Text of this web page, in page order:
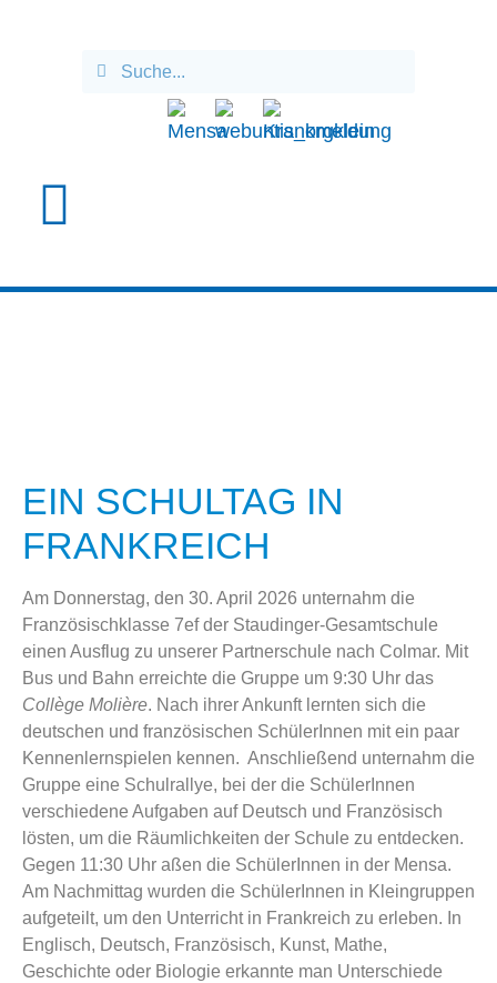
EIN SCHULTAG IN
FRANKREICH
Am Donnerstag, den 30. April 2026 unternahm die
Französischklasse 7ef der Staudinger-Gesamtschule
einen Ausflug zu unserer Partnerschule nach Colmar. Mit
Bus und Bahn erreichte die Gruppe um 9:30 Uhr das
Collège Molière. Nach ihrer Ankunft lernten sich die
deutschen und französischen SchülerInnen mit ein paar
Kennenlernspielen kennen. Anschließend unternahm die
Gruppe eine Schulrallye, bei der die SchülerInnen
verschiedene Aufgaben auf Deutsch und Französisch
lösten, um die Räumlichkeiten der Schule zu entdecken.
Gegen 11:30 Uhr aßen die SchülerInnen in der Mensa.
Am Nachmittag wurden die SchülerInnen in Kleingruppen
aufgeteilt, um den Unterricht in Frankreich zu erleben. In
Englisch, Deutsch, Französisch, Kunst, Mathe,
Geschichte oder Biologie erkannte man Unterschiede